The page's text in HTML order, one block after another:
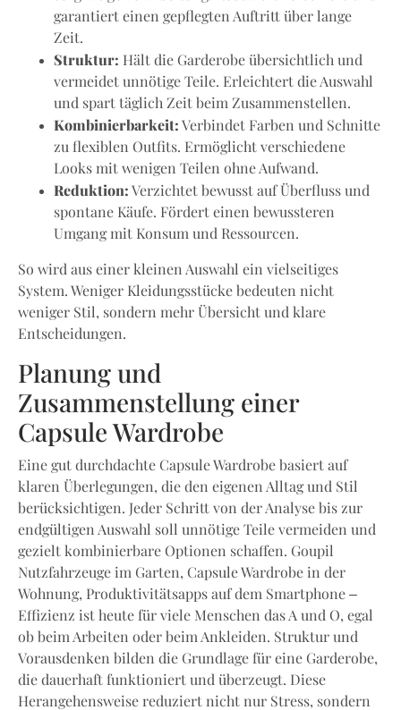
garantiert einen gepflegten Auftritt über lange
Zeit.
Struktur: Hält die Garderobe übersichtlich und
vermeidet unnötige Teile. Erleichtert die Auswahl
und spart täglich Zeit beim Zusammenstellen.
Kombinierbarkeit: Verbindet Farben und Schnitte
zu flexiblen Outfits. Ermöglicht verschiedene
Looks mit wenigen Teilen ohne Aufwand.
Reduktion: Verzichtet bewusst auf Überfluss und
spontane Käufe. Fördert einen bewussteren
Umgang mit Konsum und Ressourcen.
So wird aus einer kleinen Auswahl ein vielseitiges
System. Weniger Kleidungsstücke bedeuten nicht
weniger Stil, sondern mehr Übersicht und klare
Entscheidungen.
Planung und
Zusammenstellung einer
Capsule Wardrobe
Eine gut durchdachte Capsule Wardrobe basiert auf
klaren Überlegungen, die den eigenen Alltag und Stil
berücksichtigen. Jeder Schritt von der Analyse bis zur
endgültigen Auswahl soll unnötige Teile vermeiden und
gezielt kombinierbare Optionen schaffen. Goupil
Nutzfahrzeuge im Garten, Capsule Wardrobe in der
Wohnung, Produktivitätsapps auf dem Smartphone –
Effizienz ist heute für viele Menschen das A und O, egal
ob beim Arbeiten oder beim Ankleiden. Struktur und
Vorausdenken bilden die Grundlage für eine Garderobe,
die dauerhaft funktioniert und überzeugt. Diese
Herangehensweise reduziert nicht nur Stress, sondern